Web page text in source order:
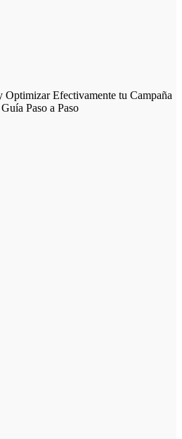
Optimizar Efectivamente tu Campaña
Paso a Paso